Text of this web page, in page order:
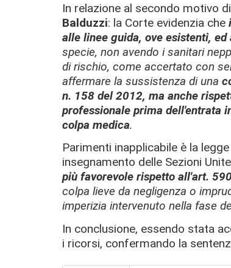
In relazione al secondo motivo
Balduzzi: la Corte evidenzia che
alle linee guida, ove esistenti,
specie, non avendo i sanitari
di rischio, come accertato con
affermare la sussistenza di una
n. 158 del 2012, ma anche
professionale prima dell'entrata
colpa medica.
Parimenti inapplicabile è la
insegnamento delle Sezioni
più favorevole rispetto all'art.
colpa lieve da negligenza o
imperizia intervenuto nella fase
In conclusione, essendo stata
i ricorsi, confermando la